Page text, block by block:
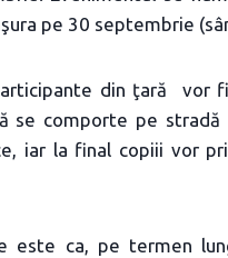
pe 30 septembrie
din ţară vor
se comporte pe stradă
iar la final copiii vor
este ca, pe termen